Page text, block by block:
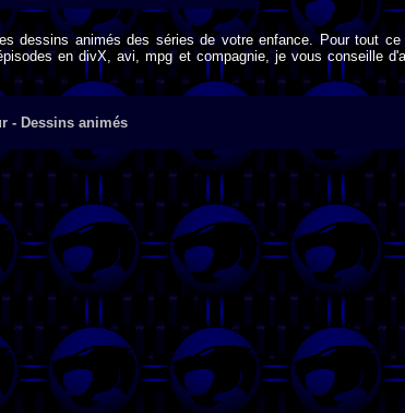
dessins animés des séries de votre enfance. Pour tout ce
en divX, avi, mpg et compagnie, je vous conseille
- Dessins animés